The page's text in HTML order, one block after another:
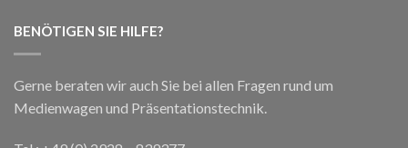
BENÖTIGEN SIE HILFE?
Gerne beraten wir auch Sie bei allen Fragen rund um
Medienwagen und Präsentationstechnik.